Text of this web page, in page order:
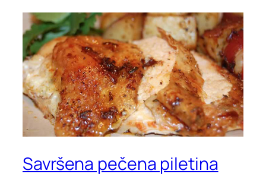
Savršena pečena piletina